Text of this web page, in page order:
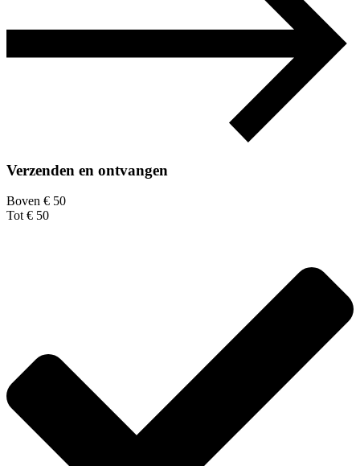
Verzenden en ontvangen
Boven € 50
Tot € 50